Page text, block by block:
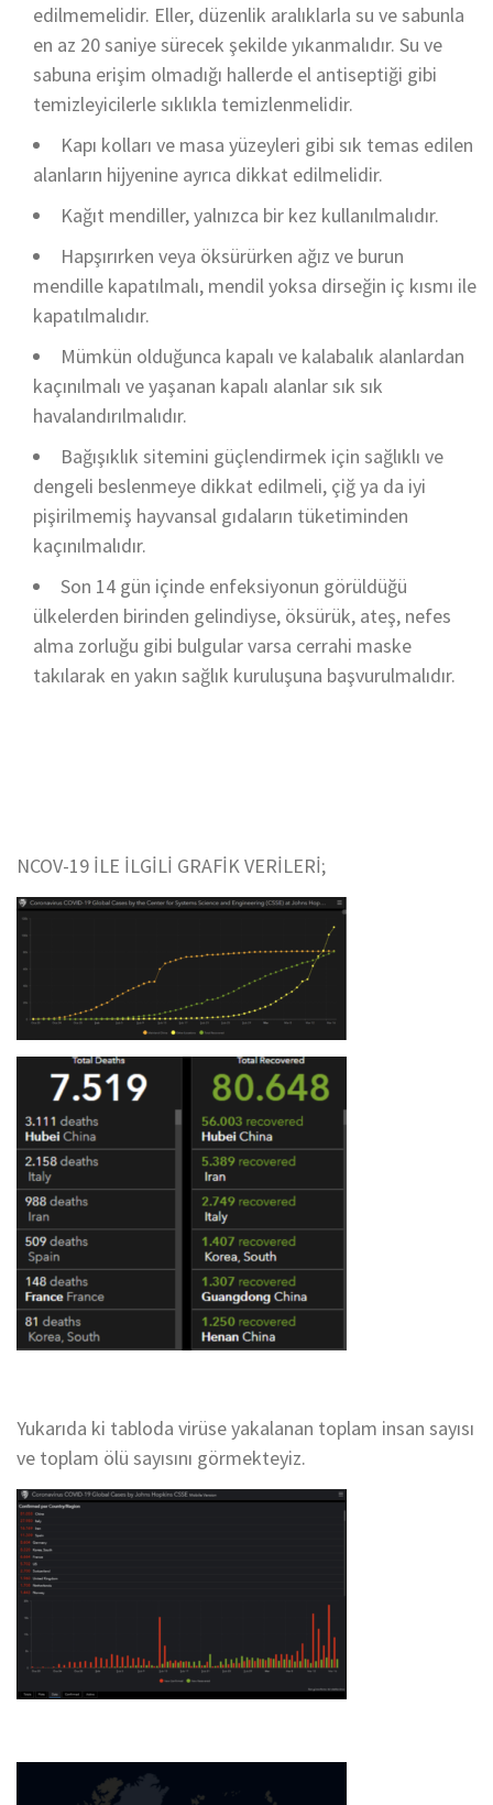
edilmemelidir. Eller, düzenlik aralıklarla su ve sabunla
en az 20 saniye sürecek şekilde yıkanmalıdır. Su ve
sabuna erişim olmadığı hallerde el antiseptiği gibi
temizleyicilerle sıklıkla temizlenmelidir.
Kapı kolları ve masa yüzeyleri gibi sık temas edilen
alanların hijyenine ayrıca dikkat edilmelidir.
Kağıt mendiller, yalnızca bir kez kullanılmalıdır.
Hapşırırken veya öksürürken ağız ve burun
mendille kapatılmalı, mendil yoksa dirseğin iç kısmı ile
kapatılmalıdır.
Mümkün olduğunca kapalı ve kalabalık alanlardan
kaçınılmalı ve yaşanan kapalı alanlar sık sık
havalandırılmalıdır.
Bağışıklık sitemini güçlendirmek için sağlıklı ve
dengeli beslenmeye dikkat edilmeli, çiğ ya da iyi
pişirilmemiş hayvansal gıdaların tüketiminden
kaçınılmalıdır.
Son 14 gün içinde enfeksiyonun görüldüğü
ülkelerden birinden gelindiyse, öksürük, ateş, nefes
alma zorluğu gibi bulgular varsa cerrahi maske
takılarak en yakın sağlık kuruluşuna başvurulmalıdır.
NCOV-19 İLE İLGİLİ GRAFİK VERİLERİ;
Yukarıda ki tabloda virüse yakalanan toplam insan sayısı
ve toplam ölü sayısını görmekteyiz.